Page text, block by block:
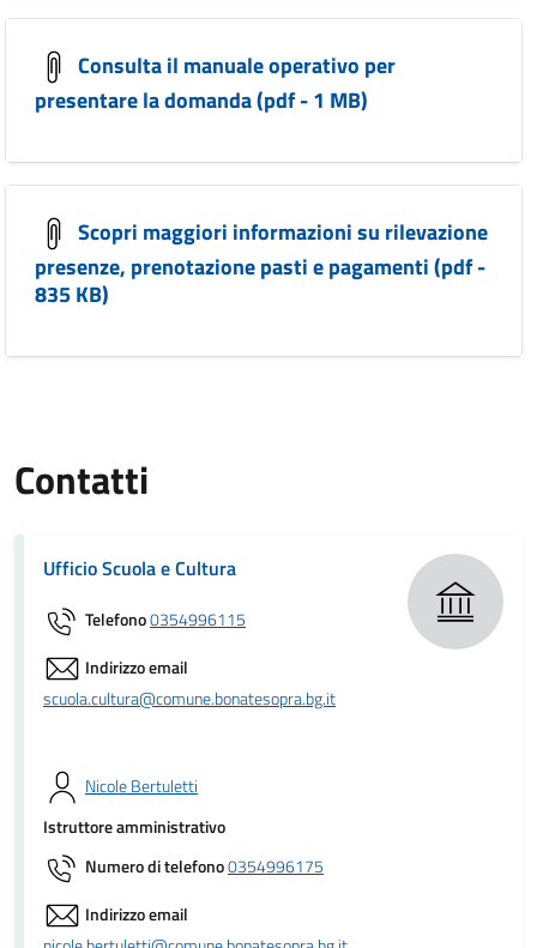
Consulta il manuale operativo per
presentare la domanda (pdf - 1 MB)
Scopri maggiori informazioni su rilevazione
presenze, prenotazione pasti e pagamenti (pdf -
835 KB)
Contatti
Ufficio Scuola e Cultura
Telefono0354996115
Indirizzo email
scuola.cultura@comune.bonatesopra.bg.it
Nicole Bertuletti
Istruttore amministrativo
Numero di telefono0354996175
Indirizzo email